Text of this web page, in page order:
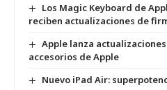
Los Magic Keyboard de
reciben actualizaciones de
Apple lanza
accesorios de Apple
Nuevo iPad Air: